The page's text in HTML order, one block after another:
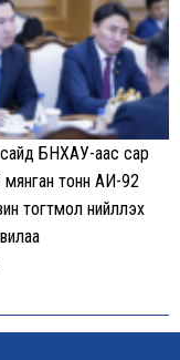
сайд БНХАУ-аас сар
мянган тонн АИ-92
тогтмол нийлүүлэх